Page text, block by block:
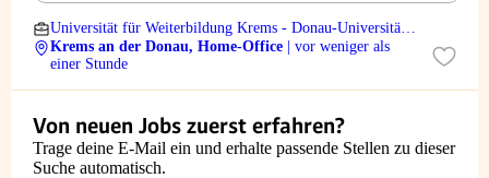
Universität für Weiterbildung Krems - Donau-Universität
Krems
Krems an der Donau, Home-Office
| vor weniger als
einer Stunde
Von neuen Jobs zuerst erfahren?
Trage deine E-Mail ein und erhalte passende Stellen zu dieser
Suche automatisch.